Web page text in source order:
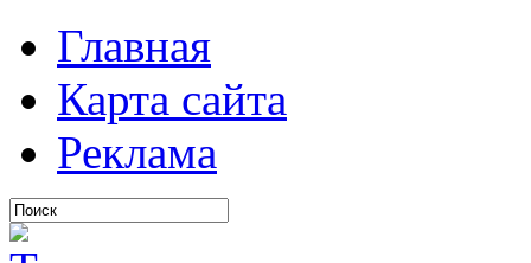
Главная
Карта сайта
Реклама